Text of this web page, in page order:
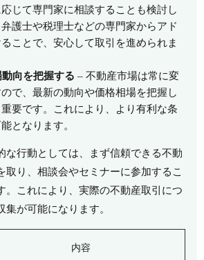
じて専門家に相談することも検討し
護士や税理士などの専門家からアド
ことで、安心して取引を進められま
向を把握する – 不動産市場は常に変
で、最新の動向や価格相場を把握し
要です。これにより、より有利な条
となります。
な行動としては、まず信頼できる不動
取り、相談会やセミナーに参加するこ
。これにより、実際の不動産取引につ
集が可能になります。
内容